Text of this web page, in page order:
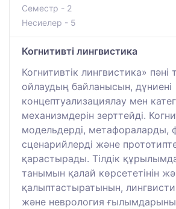
Семестр - 2
Несиелер - 5
Когнитивті лингвистика
Когнитивтік лингвистика» пәні
ойлаудың байланысын, дүниені
концептуализациялау мен
механизмдерін зерттейді.
модельдерді, метафораларды,
сценарийлерді және
қарастырады. Тілдік
танымын қалай көрсететінін
қалыптастыратынын,
және неврология